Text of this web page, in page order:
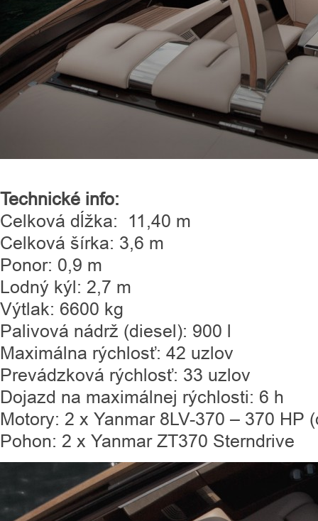
Technické info:
Celková dĺžka: 11,40 m
Celková šírka: 3,6 m
Ponor: 0,9 m
Lodný kýl: 2,7 m
Výtlak: 6600 kg
Palivová nádrž (diesel): 900 l
Maximálna rýchlosť: 42 uzlov
Prevádzková rýchlosť: 33 uzlov
Dojazd na maximálnej rýchlosti: 6 h
Motory: 2 x Yanmar 8LV-370 – 370 HP
Pohon: 2 x Yanmar ZT370 Sterndrive